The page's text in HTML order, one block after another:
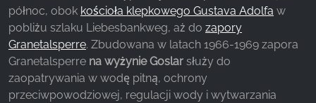
północ, obok kościoła klepkowego Gustava Adolfa w
pobliżu szlaku Liebesbankweg, aż do zapory
Granetalsperre. Zbudowana w latach 1966-1969 zapora
Granetalsperre na wyżynie Goslar służy do
zaopatrywania w wodę pitną, ochrony
przeciwpowodziowej, regulacji wody i wytwarzania
Cookie duration:
3 miesiące - 1 rok
STATYSTYKI